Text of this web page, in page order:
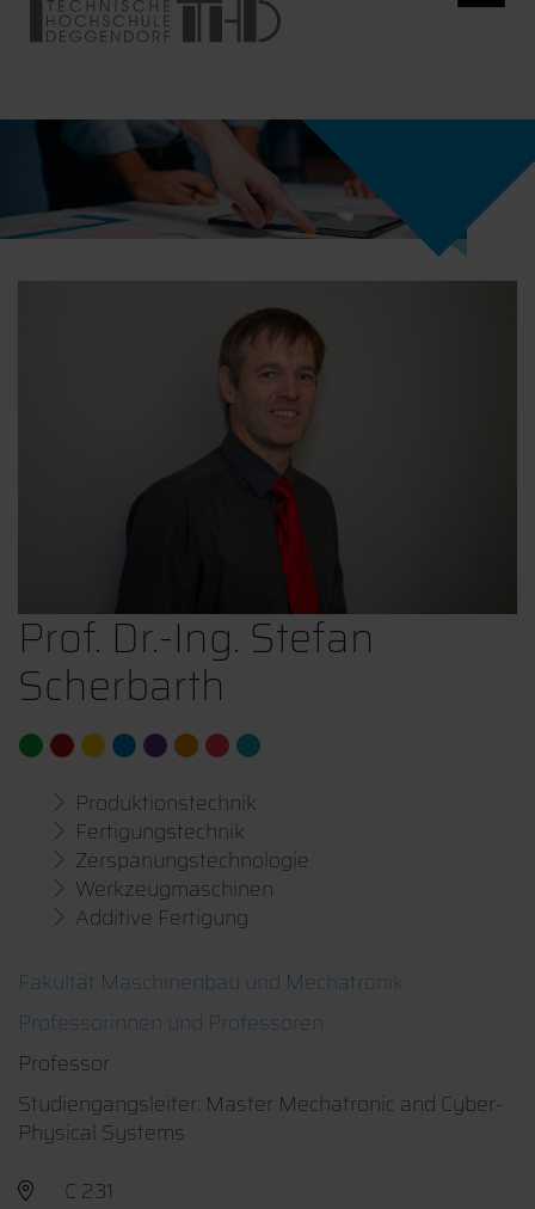
Prof. Dr.-Ing. Stefan
Scherbarth
Produktionstechnik
Fertigungstechnik
Zerspanungstechnologie
Werkzeugmaschinen
Additive Fertigung
Fakultät Maschinenbau und Mechatronik
Professorinnen und Professoren
Professor
Studiengangsleiter: Master Mechatronic and Cyber-
Physical Systems
C 231